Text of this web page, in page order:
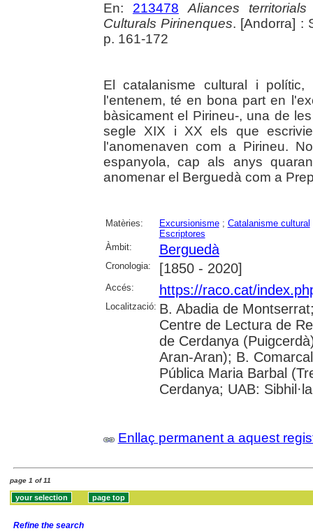
En: 213478
Aliances
Culturals Pirinenques. [Andorra] :
p. 161-172
El catalanisme cultural i
l'entenem, té en bona part en
bàsicament el Pirineu-, una de
segle XIX i XX els que
l'anomenaven com a Pirineu.
espanyola, cap als anys
anomenar el Berguedà com a
Matèries: Excursionisme; Catalanisme cultural
Escriptores
Àmbit:
Berguedà
Cronologia: [1850 - 2020]
Accés: https://raco.cat/
Localització: B. Abadia de
Centre de Lectura de
de Cerdanya
Aran-Aran); B.
Pública Maria Barbal
Cerdanya; UAB: Sibhil·la
Enllaç permanent a aquest
page 1 of 11
Refine the search